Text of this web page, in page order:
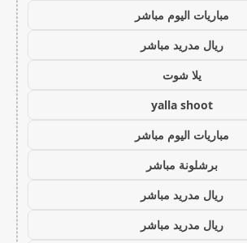
مباريات اليوم مباشر
ريال مدريد مباشر
يلا شوت
yalla shoot
مباريات اليوم مباشر
برشلونة مباشر
ريال مدريد مباشر
ريال مدريد مباشر